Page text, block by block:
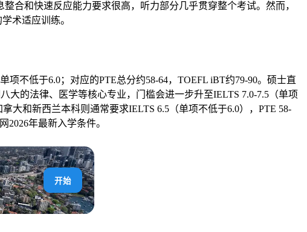
合和快速反应能力要求很高，听力部分几乎贯穿整个考试。然而，
术适应训练。
不低于6.0；对应的PTE总分约58-64，TOEFL iBT约79-90。硕士直
大的法律、医学等核心专业，门槛会进一步升至IELTS 7.0-7.5（单项
大和新西兰本科则通常要求IELTS 6.5（单项不低于6.0），PTE 58-
年最新入学条件。
开始